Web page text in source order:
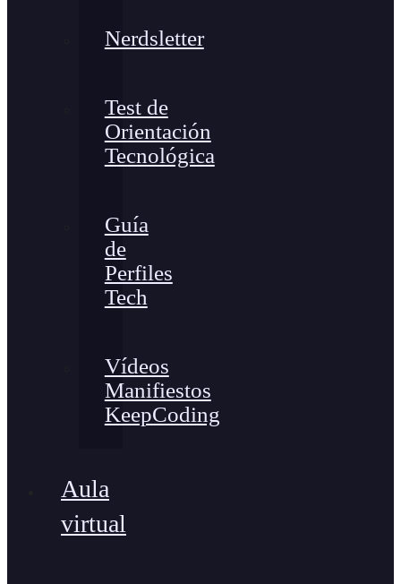
Nerdsletter
Test de
Orientación
Tecnológica
Guía
de
Perfiles
Tech
Vídeos
Manifiestos
KeepCoding
Aula
virtual